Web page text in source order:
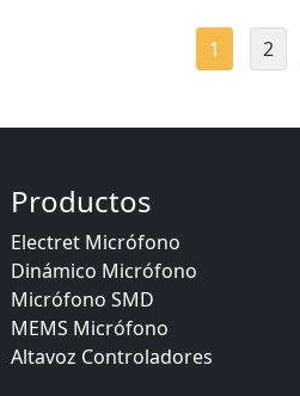
1 2
Productos
Electret Micrófono
Dinámico Micrófono
Micrófono SMD
MEMS Micrófono
Altavoz Controladores